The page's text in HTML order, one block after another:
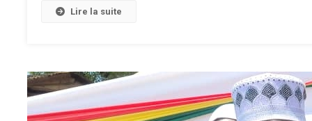
Lire la suite